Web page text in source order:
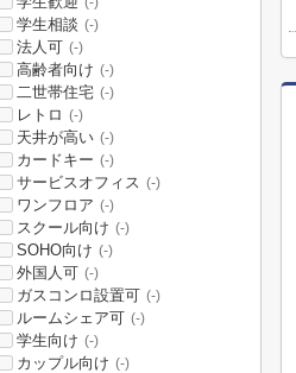
学生相談 (-)
法人可 (-)
高齢者向け (-)
二世帯住宅 (-)
レトロ (-)
天井が高い (-)
カードキー (-)
サービスオフィス (-)
ワンフロア (-)
スクール向け (-)
SOHO向け (-)
外国人可 (-)
ガスコンロ設置可 (-)
ルームシェア可 (-)
学生向け (-)
カップル向け (-)